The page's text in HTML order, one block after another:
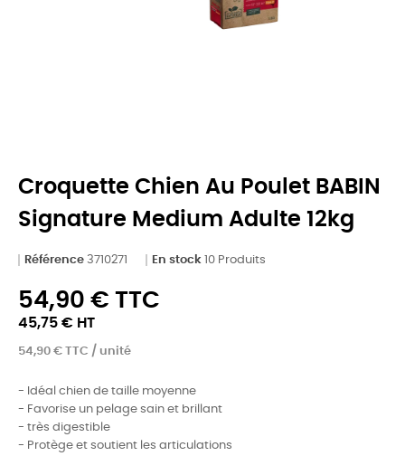
Croquette Chien Au Poulet BABIN
Signature Medium Adulte 12kg
Référence 3710271 En stock 10 Produits
54,90 € TTC
45,75 € HT
54,90 € TTC / unité
- Idéal chien de taille moyenne
- Favorise un pelage sain et brillant
- très digestible
- Protège et soutient les articulations